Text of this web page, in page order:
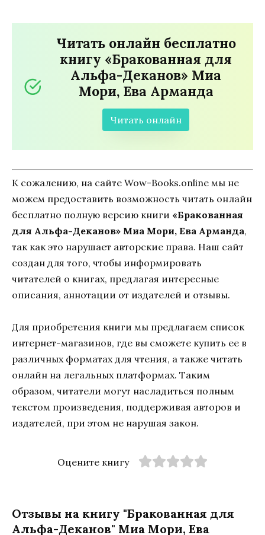
Читать онлайн бесплатно
книгу «Бракованная для
Альфа-Деканов» Миа
Мори, Ева Арманда
Читать онлайн
К сожалению, на сайте Wow-Books.online мы не
можем предоставить возможность читать онлайн
бесплатно полную версию книги «Бракованная
для Альфа-Деканов» Миа Мори, Ева Арманда,
так как это нарушает авторские права. Наш сайт
создан для того, чтобы информировать
читателей о книгах, предлагая интересные
описания, аннотации от издателей и отзывы.
Для приобретения книги мы предлагаем список
интернет-магазинов, где вы сможете купить ее в
различных форматах для чтения, а также читать
онлайн на легальных платформах. Таким
образом, читатели могут насладиться полным
текстом произведения, поддерживая авторов и
издателей, при этом не нарушая закон.
Оцените книгу
Отзывы на книгу "Бракованная для
Альфа-Деканов" Миа Мори, Ева